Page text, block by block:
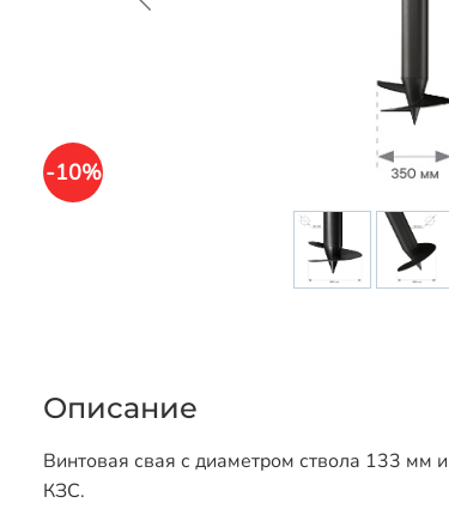
-10%
Описание
Винтовая свая с диаметром ствола 133 мм
КЗС.